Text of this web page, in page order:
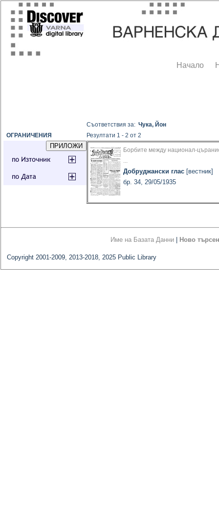
Начало
ОГРАНИЧЕНИЯ
Съответствия за:Чука, Йон
Резултати 1 - 2 от 2
Борбите между национал-
...
Добруджански глас [вестник]
бр. 34, 29/05/1935
Име на Базата Данни Ново
Copyright 2001-2009, 2013-2018, 2025 Public Library